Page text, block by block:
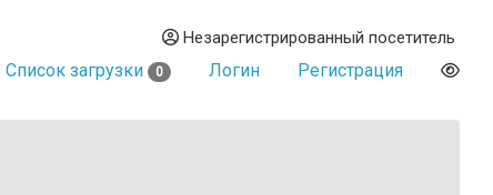
Незарегистрированный посетитель
Список загрузки 0 Логин Регистрация